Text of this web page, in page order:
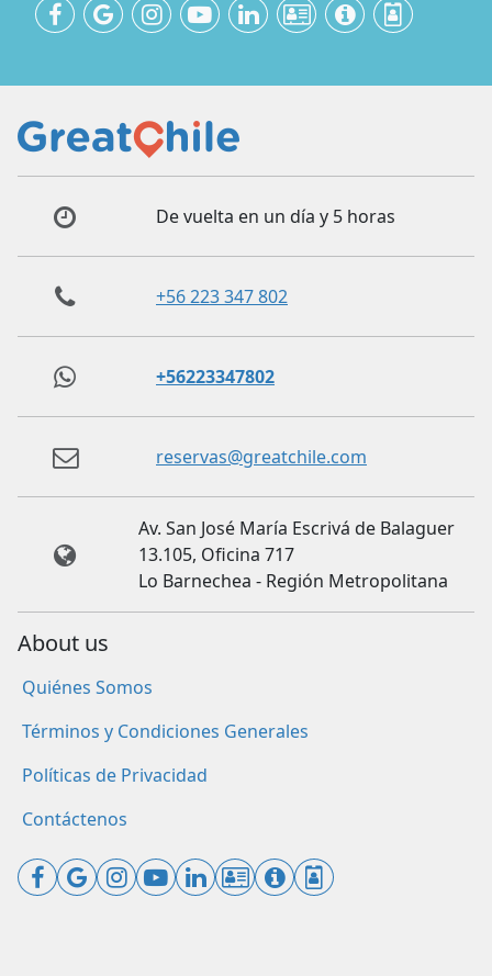
De vuelta en un día y 5 horas
+56 223 347 802
+56223347802
reservas@greatchile.com
Av. San José María Escrivá de Balaguer
13.105, Oficina 717
Lo Barnechea - Región Metropolitana
About us
Quiénes Somos
Términos y Condiciones Generales
Políticas de Privacidad
Contáctenos